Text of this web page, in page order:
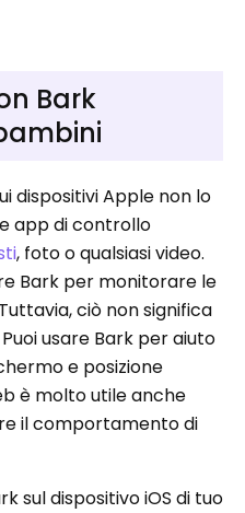
Bark
dispositivi Apple non lo
app di controllo
, foto o qualsiasi video.
Bark per monitorare le
ciò non significa
usare Bark per aiuto
e posizione
è molto utile anche
il comportamento di
sul dispositivo iOS di tuo